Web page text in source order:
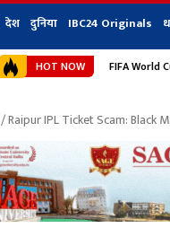
देश दुनिया IBC24 Originals
शहर
भोपाल
जबलपुर
ग्वालियर
रायपुर
दुनिया
HOT NOW FIFA World
/ Raipur IPL Ticket Scam: Black